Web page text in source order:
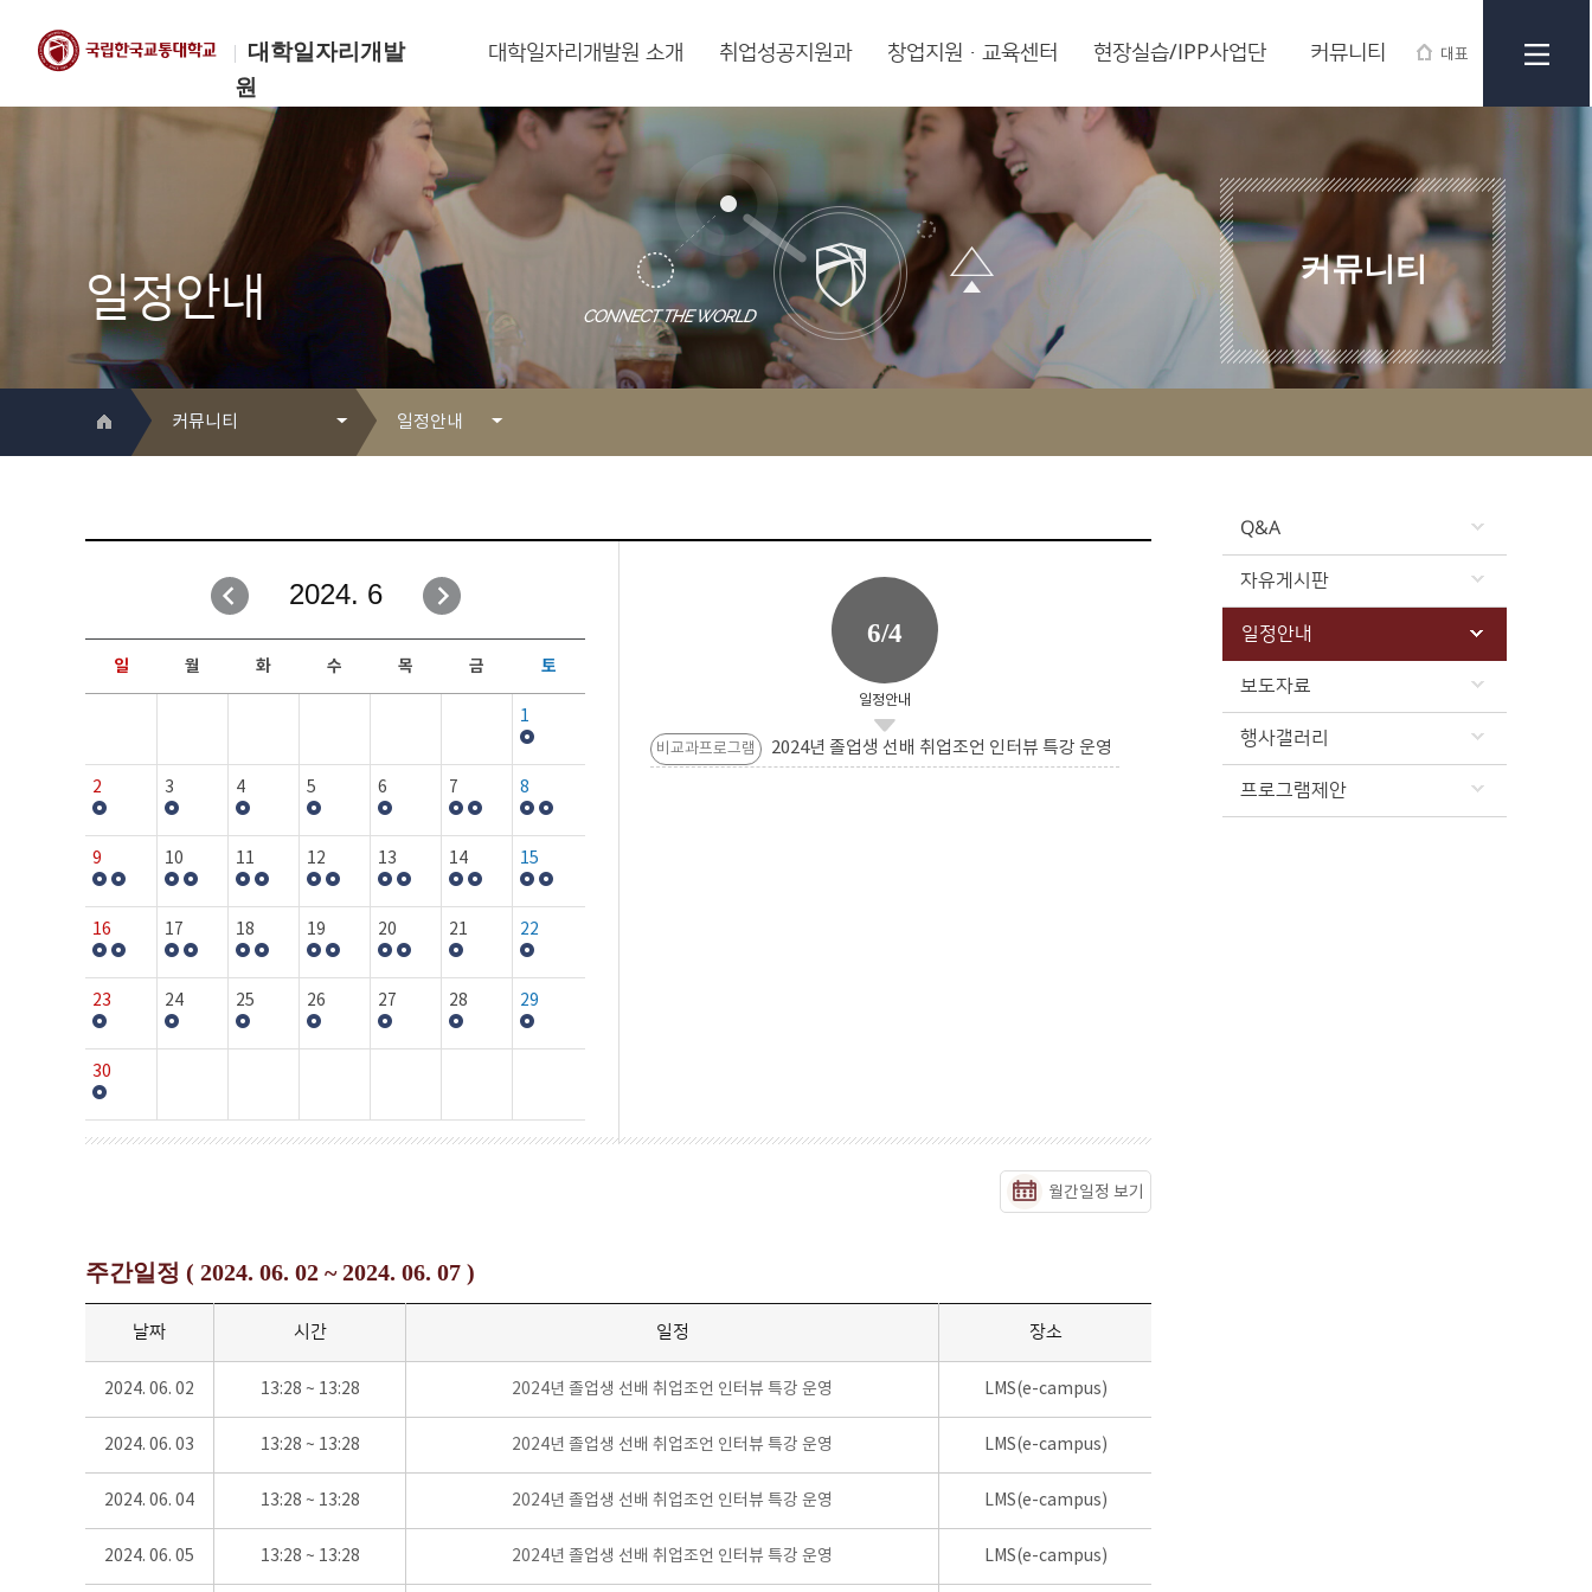
대학일자리개발
원
대표
한국교통대학교
대학일자리개발원
대학일자리개발원 소개 취업성공지원과 창업지원·교육센터 현장실습/IPP사업단 커뮤니티
일정안내
커뮤니티
커뮤니티
취업성공지원과
창업지원·교육센터
현장실습/IPP사업단
커뮤니티
일정안내
자유게시판
일정안내
보도자료
행사갤러리
Q&A
자유게시판
일정안내
보도자료
행사갤러리
프로그램제안
2024. 6
일 월 화 수 목 금 토
1
2 3 4 5 6 7 8
9 10 11 12 13 14 15
16 17 18 19 20 21 22
23 24 25 26 27 28 29
30
6/4
일정안내
비교과프로그램 2024년 졸업생 선배 취업조언 인터뷰 특강 운영
월간일정 보기
주간일정 ( 2024. 06. 02 ~ 2024. 06. 07 )
날짜 시간 일정 장소
2024. 06. 02 13:28 ~ 13:28 2024년 졸업생 선배 취업조언 인터뷰 특강 운영 LMS(e-campus)
2024. 06. 03 13:28 ~ 13:28 2024년 졸업생 선배 취업조언 인터뷰 특강 운영 LMS(e-campus)
2024. 06. 04 13:28 ~ 13:28 2024년 졸업생 선배 취업조언 인터뷰 특강 운영 LMS(e-campus)
2024. 06. 05 13:28 ~ 13:28 2024년 졸업생 선배 취업조언 인터뷰 특강 운영 LMS(e-campus)